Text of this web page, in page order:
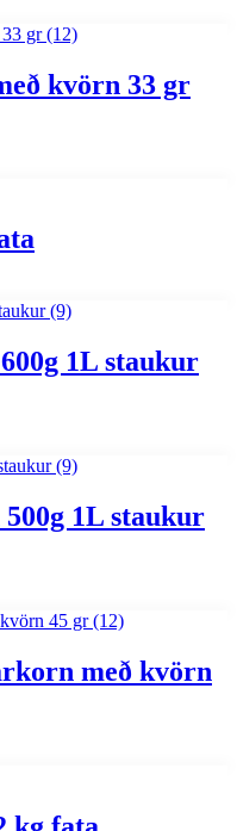
kvörn 33 gr
1L staukur
1L staukur
með kvörn